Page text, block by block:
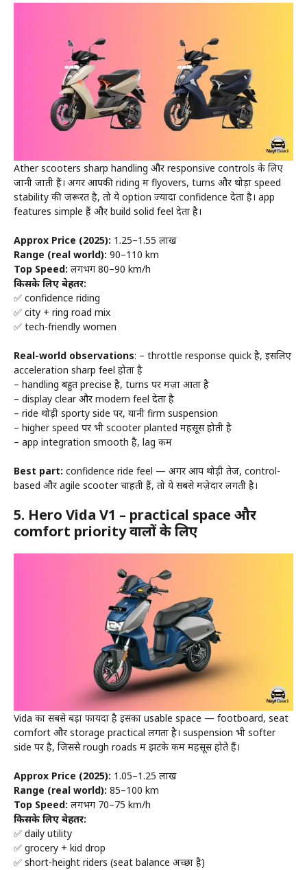
Ather scooters sharp handling और responsive controls के लिए
जानी जाती हैं। अगर आपकी riding में flyovers, turns और थोड़ा speed
stability की जरूरत है, तो ये option ज्यादा confidence देता है। app
features simple हैं और build solid feel देता है।
Approx Price (2025): ₹1.25–₹1.55 लाख
Range (real world): 90–110 km
Top Speed: लगभग 80–90 km/h
किसके लिए बेहतर:
✅ confidence riding
✅ city + ring road mix
✅ tech-friendly women
Real-world observations: – throttle response quick है, इसलिए
acceleration sharp feel होता है
– handling बहुत precise है, turns पर मज़ा आता है
– display clear और modern feel देता है
– ride थोड़ी sporty side पर, यानी firm suspension
– higher speed पर भी scooter planted महसूस होती है
– app integration smooth है, lag कम
Best part: confidence ride feel — अगर आप थोड़ी तेज, control-
based और agile scooter चाहती हैं, तो ये सबसे मज़ेदार लगती है।
5. Hero Vida V1 – practical space और
comfort priority वालों के लिए
Vida का सबसे बड़ा फायदा है इसका usable space — footboard, seat
comfort और storage practical लगता है। suspension भी softer
side पर है, जिससे rough roads में झटके कम महसूस होते हैं।
Approx Price (2025): ₹1.05–₹1.25 लाख
Range (real world): 85–100 km
Top Speed: लगभग 70–75 km/h
किसके लिए बेहतर:
✅ daily utility
✅ grocery + kid drop
✅ short-height riders (seat balance अच्छा है)